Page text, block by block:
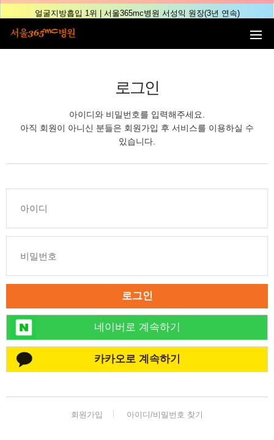
얼굴지방흡입 1위 | 서울365mc병원 서성익 원장(3년 연속)
배파가리 1위 | 서울365mc병원 서성익 원장
🏆대한민국 최대 15층 규모 지방흡입 특화 병원🏆
🏆지방흡입 고객 만족도 99.9% 최고치 달성🏆
🏆서울365mc병원 부위별 최다 지방흡입 집도의 4관왕!! (2026년 7월 기준)
복부지방흡입 1위 | 서울365mc병원 정원주 원장
🏆대한민국 첫번째 '병원급' 지방흡입 병원🏆
본문 바로가기
로그인
아이디와 비밀번호를 입력해주세요.
아직 회원이 아니신 분들은 회원가입 후 서비스를 이용하실 수
있습니다.
로그인
네이버로 계속하기
카카오로 계속하기
회원가입 아이디/비밀번호 찾기